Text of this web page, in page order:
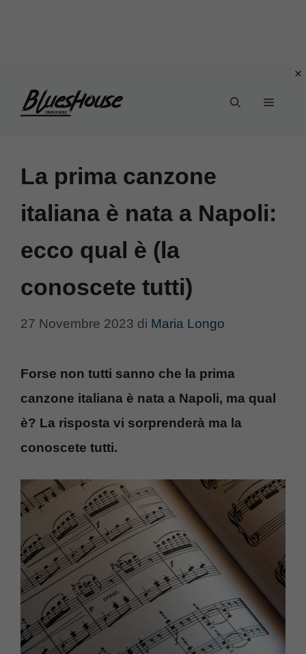
Menu
La prima canzone
italiana è nata a Napoli:
ecco qual è (la
conoscete tutti)
27 Novembre 2023 di Maria Longo
Forse non tutti sanno che la prima
canzone italiana è nata a Napoli, ma qual
è? La risposta vi sorprenderà ma la
conoscete tutti.